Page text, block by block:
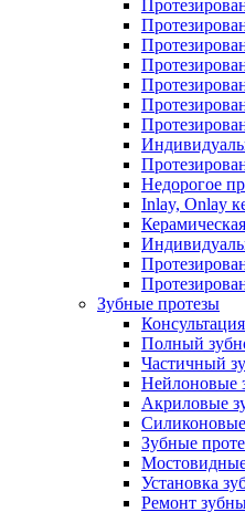
Недорогое
Inlay, Onlay
Зубные протезы
Полный
Частичный
Нейлоновые
Акриловые
Зубные
Установка
Ремонт